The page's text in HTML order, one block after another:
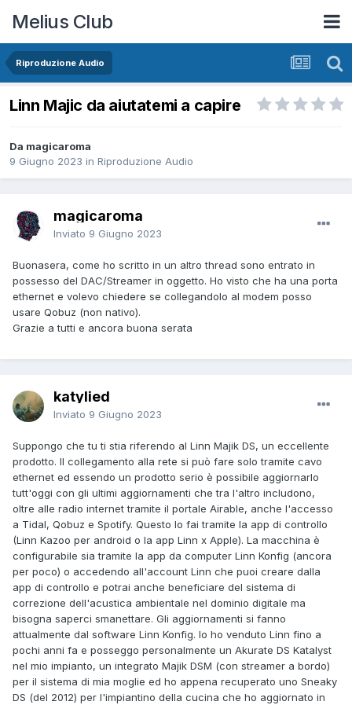
Melius Club
Riproduzione Audio
Linn Majic da aiutatemi a capire
Da magicaroma
9 Giugno 2023 in Riproduzione Audio
magicaroma
Inviato 9 Giugno 2023
Buonasera, come ho scritto in un altro thread sono entrato in
possesso del DAC/Streamer in oggetto. Ho visto che ha una porta
ethernet e volevo chiedere se collegandolo al modem posso
usare Qobuz (non nativo).
Grazie a tutti e ancora buona serata
katylied
Inviato 9 Giugno 2023
Suppongo che tu ti stia riferendo al Linn Majik DS, un eccellente
prodotto. Il collegamento alla rete si può fare solo tramite cavo
ethernet ed essendo un prodotto serio è possibile aggiornarlo
tutt'oggi con gli ultimi aggiornamenti che tra l'altro includono,
oltre alle radio internet tramite il portale Airable, anche l'accesso
a Tidal, Qobuz e Spotify. Questo lo fai tramite la app di controllo
(Linn Kazoo per android o la app Linn x Apple). La macchina è
configurabile sia tramite la app da computer Linn Konfig (ancora
per poco) o accedendo all'account Linn che puoi creare dalla
app di controllo e potrai anche beneficiare del sistema di
correzione dell'acustica ambientale nel dominio digitale ma
bisogna saperci smanettare. Gli aggiornamenti si fanno
attualmente dal software Linn Konfig. Io ho venduto Linn fino a
pochi anni fa e posseggo personalmente un Akurate DS Katalyst
nel mio impianto, un integrato Majik DSM (con streamer a bordo)
per il sistema di mia moglie ed ho appena recuperato uno Sneaky
DS (del 2012) per l'impiantino della cucina che ho aggiornato in